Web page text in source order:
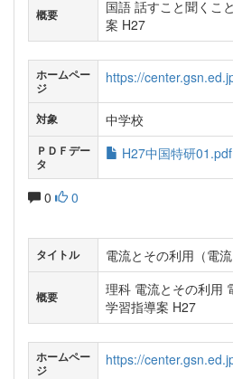
概要
国語 話すこと聞くこ
案 H27
ホームペー
ジ
https://
対象 中学校
ＰＤＦデー
タ
H27中国特研01.pdf
0 0
タイトル 電流とその利用（電流
概要
理科 電流とその利用
学習指導案 H27
ホームペー
ジ
https://